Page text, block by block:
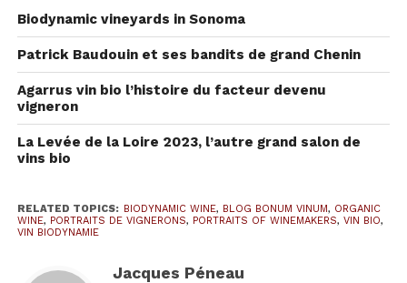
Biodynamic vineyards in Sonoma
Patrick Baudouin et ses bandits de grand Chenin
Agarrus vin bio l’histoire du facteur devenu
vigneron
La Levée de la Loire 2023, l’autre grand salon de
vins bio
RELATED TOPICS: BIODYNAMIC WINE, BLOG BONUM VINUM, ORGANIC
WINE, PORTRAITS DE VIGNERONS, PORTRAITS OF WINEMAKERS, VIN BIO,
VIN BIODYNAMIE
Jacques Péneau